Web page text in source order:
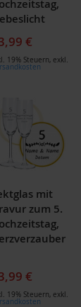
€
19% Steuern, exkl.
mit
zum 5.
€
19% Steuern, exkl.